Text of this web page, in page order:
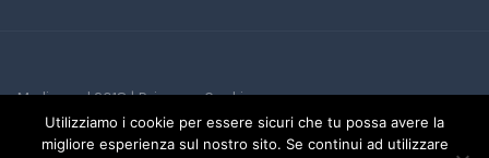
Mediasard 2018 |Privacy e Cookie
Utilizziamo i cookie per essere sicuri che tu possa avere la
migliore esperienza sul nostro sito. Se continui ad utilizzare